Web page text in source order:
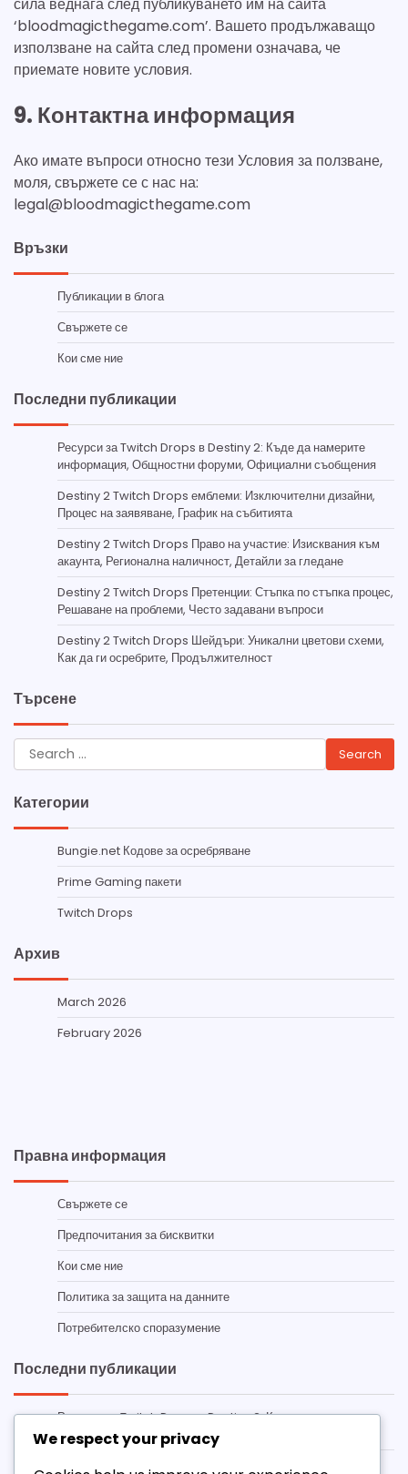
сила веднага след публикуването им на сайта
‘bloodmagicthegame.com’. Вашето продължаващо
използване на сайта след промени означава, че
приемате новите условия.
9. Контактна информация
Ако имате въпроси относно тези Условия за ползване,
моля, свържете се с нас на:
legal@bloodmagicthegame.com
Връзки
Публикации в блога
Свържете се
Кои сме ние
Последни публикации
Ресурси за Twitch Drops в Destiny 2: Къде да намерите
информация, Общностни форуми, Официални съобщения
Destiny 2 Twitch Drops емблеми: Изключителни дизайни,
Процес на заявяване, График на събитията
Destiny 2 Twitch Drops Право на участие: Изисквания към
акаунта, Регионална наличност, Детайли за гледане
Destiny 2 Twitch Drops Претенции: Стъпка по стъпка процес,
Решаване на проблеми, Често задавани въпроси
Destiny 2 Twitch Drops Шейдъри: Уникални цветови схеми,
Как да ги осребрите, Продължителност
Търсене
Search
for:
Категории
Bungie.net Кодове за осребряване
Prime Gaming пакети
Twitch Drops
Архив
March 2026
February 2026
Правна информация
Свържете се
Предпочитания за бисквитки
Кои сме ние
Политика за защита на данните
Потребителско споразумение
Последни публикации
Ресурси за Twitch Drops в Destiny 2: Къде да намерите
информация, Общностни форуми, Официални съобщения
Destiny 2 Twitch Drops емблеми: Изключителни дизайни,
We respect your privacy